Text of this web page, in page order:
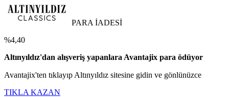
PARA İADESİ
%4,40
Altınyıldız'dan alışveriş yapanlara Avantajix para ödüyor
Avantajix'ten tıklayıp Altınyıldız sitesine gidin ve gönlünüzce
TIKLA KAZAN